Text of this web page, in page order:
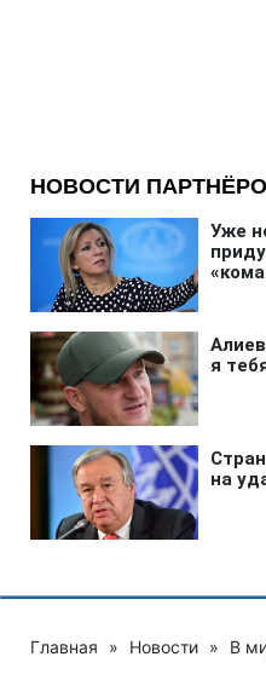
Главная » Новости » В